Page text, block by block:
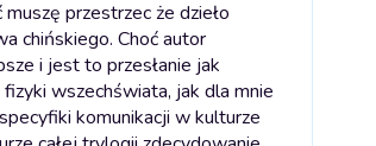
przestrzec że dzieło
chińskiego. Choć autor
i jest to przesłanie jak
wszechświata, jak dla mnie
komunikacji w kulturze